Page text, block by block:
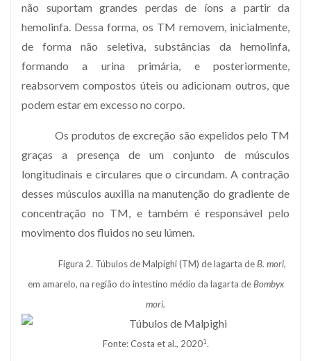
não suportam grandes perdas de íons a partir da
hemolinfa. Dessa forma, os TM removem, inicialmente,
de forma não seletiva, substâncias da hemolinfa,
formando a urina primária, e posteriormente,
reabsorvem compostos úteis ou adicionam outros, que
podem estar em excesso no corpo.
Os produtos de excreção são expelidos pelo TM
graças a presença de um conjunto de músculos
longitudinais e circulares que o circundam. A contração
desses músculos auxilia na manutenção do gradiente de
concentração no TM, e também é responsável pelo
movimento dos fluidos no seu lúmen.
Figura 2. Túbulos de Malpighi (TM) de lagarta deB. mori,
em amarelo, na região do intestino médio da lagarta deBombyx
mori.
Fonte: Costa et al., 20201.